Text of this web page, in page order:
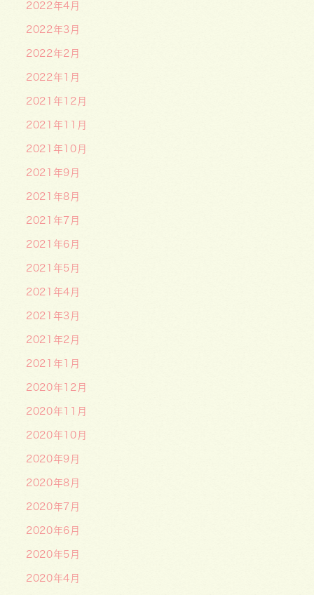
2022年4月
2022年3月
2022年2月
2022年1月
2021年12月
2021年11月
2021年10月
2021年9月
2021年8月
2021年7月
2021年6月
2021年5月
2021年4月
2021年3月
2021年2月
2021年1月
2020年12月
2020年11月
2020年10月
2020年9月
2020年8月
2020年7月
2020年6月
2020年5月
2020年4月